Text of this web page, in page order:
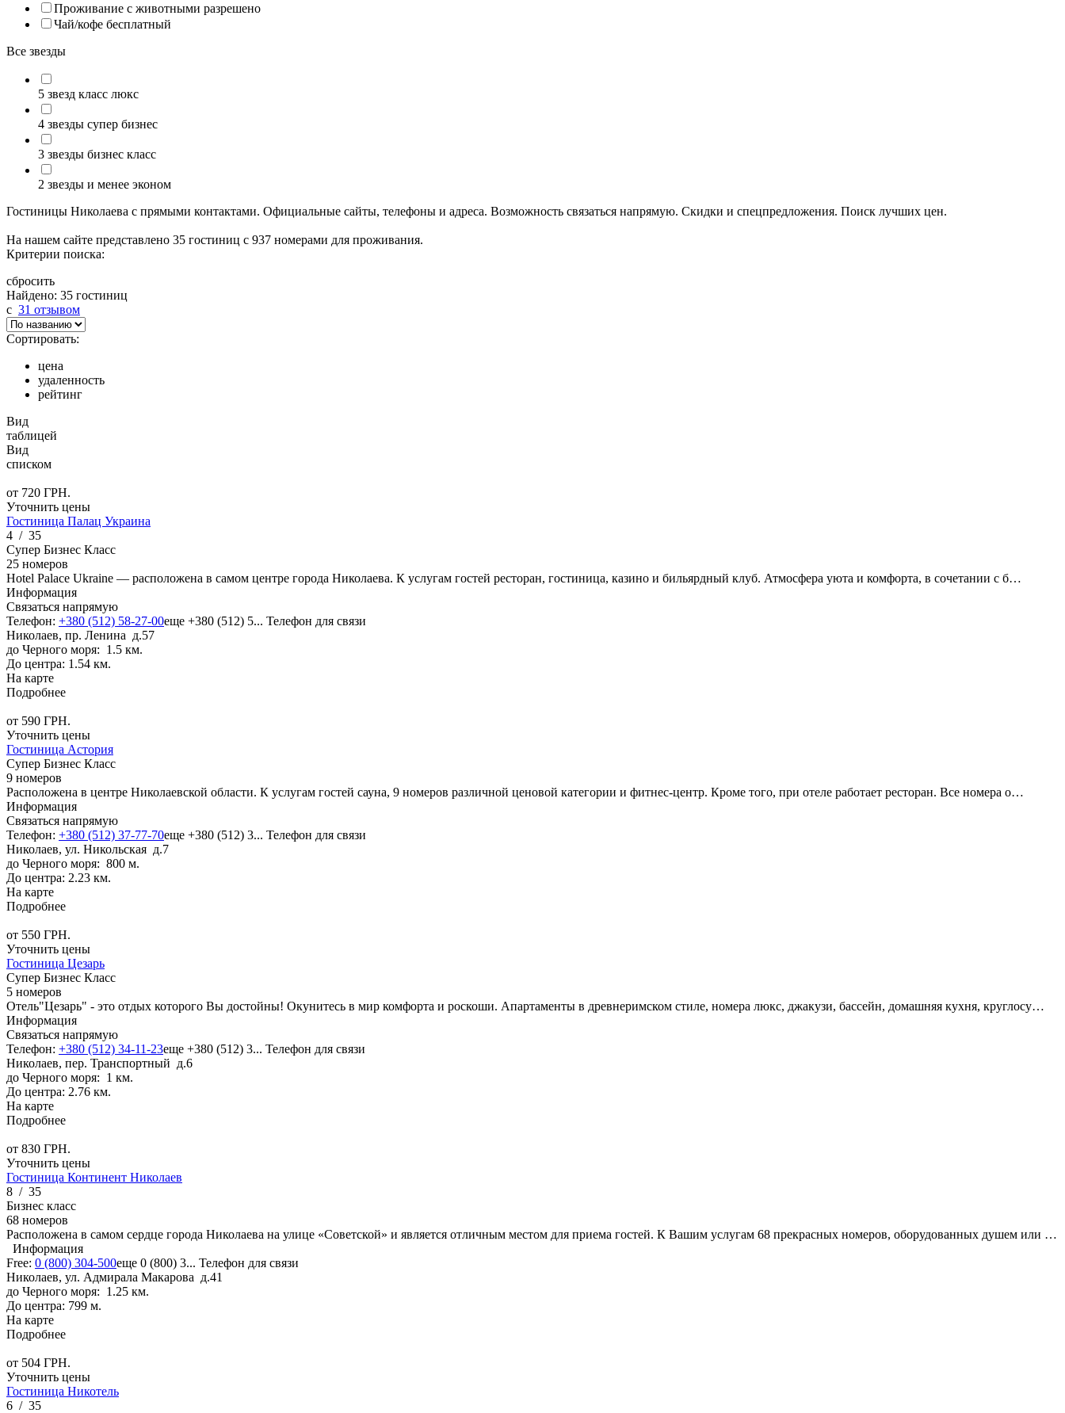
Проживание с животными разрешено
Чай/кофе бесплатный
Все звезды
5 звезд класс люкс
4 звезды супер бизнес
3 звезды бизнес класс
2 звезды и менее эконом
Гостиницы Николаева с прямыми контактами. Официальные сайты, телефоны и адреса. Возможность связаться напрямую. Скидки и спецпредложения. Поиск лучших цен.
На нашем сайте представлено 35 гостиниц с 937 номерами для проживания.
Критерии поиска:
сбросить
Найдено: 35 гостиниц
c 31 отзывом
Сортировать:
цена
удаленность
рейтинг
Вид
таблицей
Вид
списком
от 720 ГРН.
Уточнить цены
Гостиница Палац Украина
4 / 35
Супер Бизнес Класс
25 номеров
Hotel Palace Ukraine — расположена в самом центре города Николаева. К услугам гостей ресторан, гостиница, казино и бильярдный клуб. Атмосфера уюта и комфорта, в сочетании с б…
Информация
Связаться напрямую
Телефон: +380 (512) 58-27-00еще +380 (512) 5... Телефон для связи
Николаев, пр. Ленина д.57
до Черного моря: 1.5 км.
До центра: 1.54 км.
На карте
Подробнее
от 590 ГРН.
Уточнить цены
Гостиница Астория
Супер Бизнес Класс
9 номеров
Расположена в центре Николаевской области. К услугам гостей сауна, 9 номеров различной ценовой категории и фитнес-центр. Кроме того, при отеле работает ресторан. Все номера о…
Информация
Связаться напрямую
Телефон: +380 (512) 37-77-70еще +380 (512) 3... Телефон для связи
Николаев, ул. Никольская д.7
до Черного моря: 800 м.
До центра: 2.23 км.
На карте
Подробнее
от 550 ГРН.
Уточнить цены
Гостиница Цезарь
Супер Бизнес Класс
5 номеров
Отель"Цезарь" - это отдых которого Вы достойны! Окунитесь в мир комфорта и роскоши. Апартаменты в древнеримском стиле, номера люкс, джакузи, бассейн, домашняя кухня, круглосу…
Информация
Связаться напрямую
Телефон: +380 (512) 34-11-23еще +380 (512) 3... Телефон для связи
Николаев, пер. Транспортный д.6
до Черного моря: 1 км.
До центра: 2.76 км.
На карте
Подробнее
от 830 ГРН.
Уточнить цены
Гостиница Континент Николаев
8 / 35
Бизнес класс
68 номеров
Расположена в самом сердце города Николаева на улице «Советской» и является отличным местом для приема гостей. К Вашим услугам 68 прекрасных номеров, оборудованных душем или …
Информация
Free: 0 (800) 304-500еще 0 (800) 3... Телефон для связи
Николаев, ул. Адмирала Макарова д.41
до Черного моря: 1.25 км.
До центра: 799 м.
На карте
Подробнее
от 504 ГРН.
Уточнить цены
Гостиница Никотель
6 / 35